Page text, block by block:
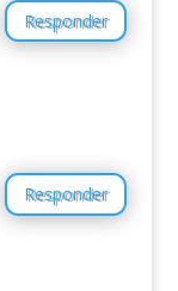
Responder
Responder